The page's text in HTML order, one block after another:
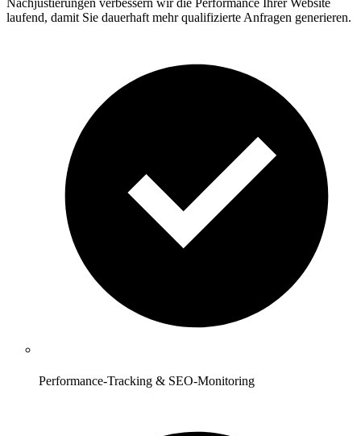
laufend, damit Sie dauerhaft mehr qualifizierte Anfragen generieren.
Performance-Tracking & SEO-Monitoring